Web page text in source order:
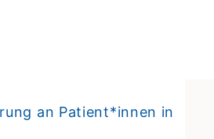
an Patient*innen in